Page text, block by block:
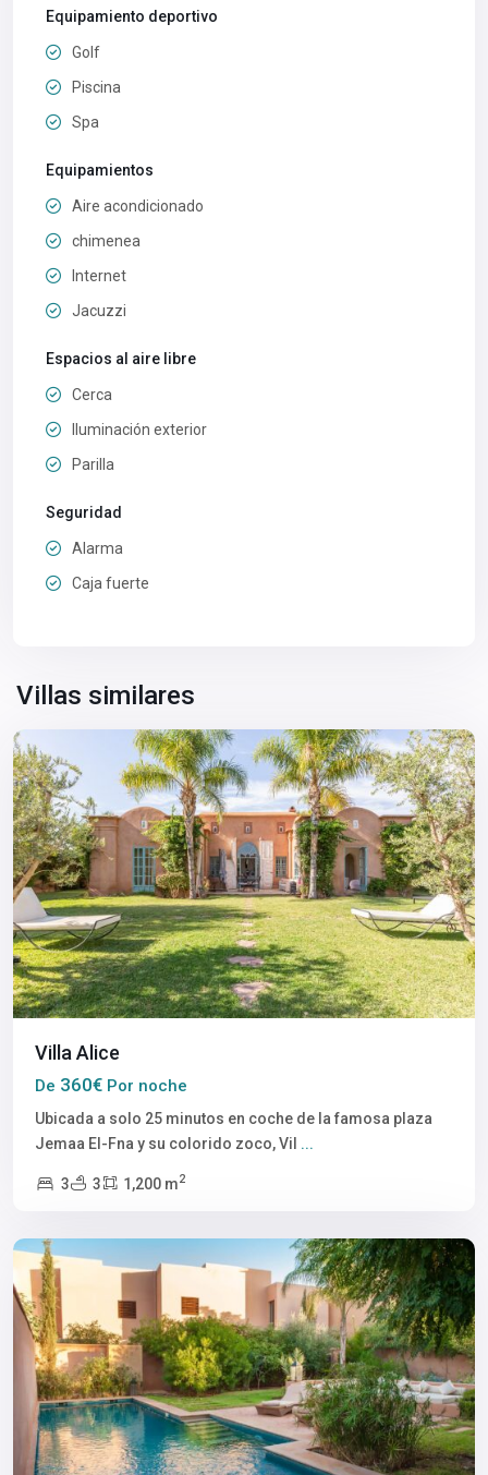
Equipamiento deportivo
Golf
Piscina
Spa
Equipamientos
Aire acondicionado
chimenea
Internet
Jacuzzi
Espacios al aire libre
Cerca
Iluminación exterior
Parilla
Seguridad
Alarma
Caja fuerte
Villas similares
Marrakech
Villa Alice
De 360€ Por noche
Ubicada a solo 25 minutos en coche de la famosa plaza
Jemaa El-Fna y su colorido zoco, Vil ...
3 3 1,200 m2